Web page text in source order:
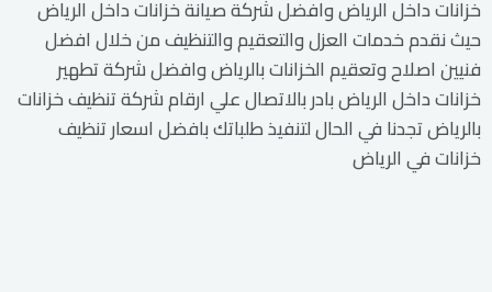
خزانات داخل الرياض وافضل شركة صيانة خزانات داخل الرياض
حيث نقدم خدمات العزل والتعقيم والتنظيف من خلال افضل
فنيين اصلاح وتعقيم الخزانات بالرياض وافضل شركة تطهير
خزانات داخل الرياض بادر بالاتصال علي ارقام شركة تنظيف خزانات
بالرياض تجدنا في الحال لتنفيذ طلباتك بافضل اسعار تنظيف
خزانات في الرياض